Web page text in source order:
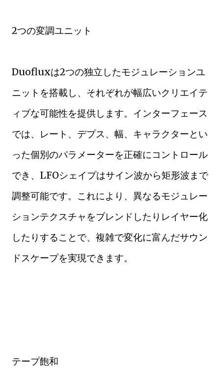
2つの変調ユニット
Duofluxは2つの独立したモジュレーションユ
ニットを搭載し、それぞれが幅広いクリエイテ
ィブな可能性を提供します。インターフェース
では、レート、デプス、幅、キャラクターとい
った個別のパラメーターを正確にコントロール
でき、LFOシェイプはサイン波から矩形波まで
調整可能です。これにより、異なるモジュレー
ションテクスチャをブレンドしたりレイヤー化
したりすることで、複雑で変化に富んだサウン
ドスケープを実現できます。
テープ飽和